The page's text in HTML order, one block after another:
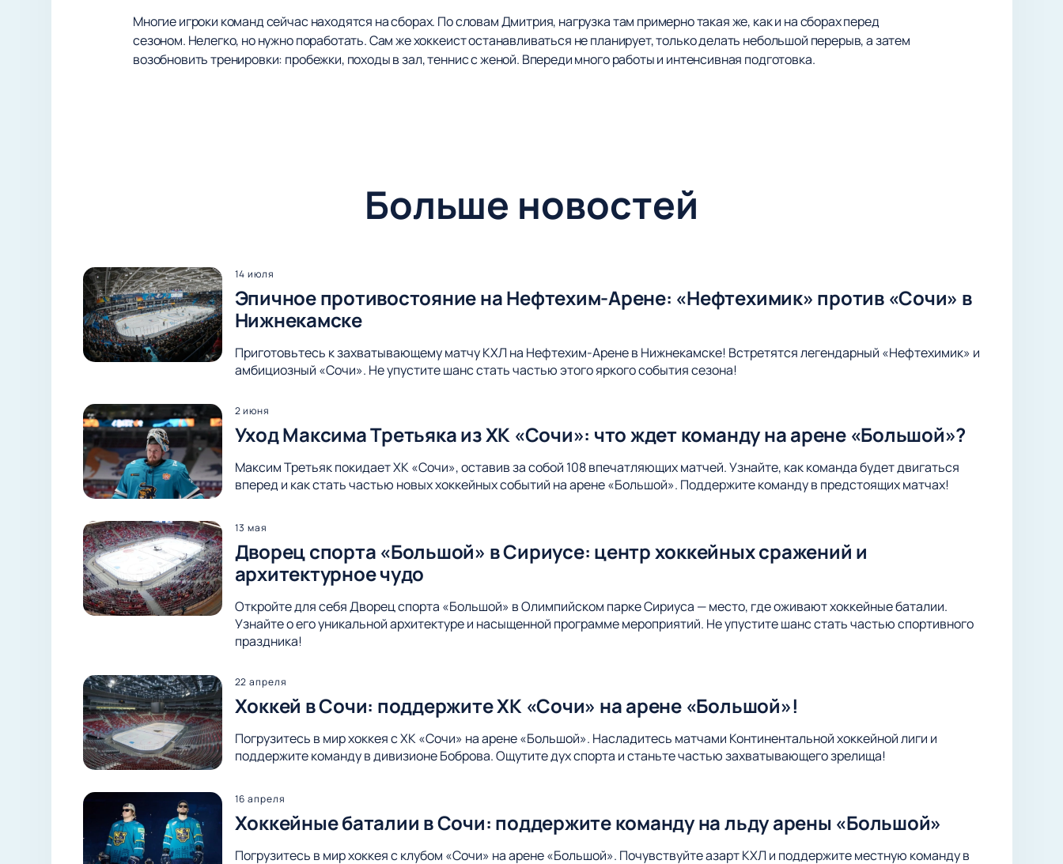
Многие игроки команд сейчас находятся на сборах. По словам Дмитрия, нагрузка там примерно такая же, как и на сборах перед
сезоном. Нелегко, но нужно поработать. Сам же хоккеист останавливаться не планирует, только делать небольшой перерыв, а затем
возобновить тренировки: пробежки, походы в зал, теннис с женой. Впереди много работы и интенсивная подготовка.
Больше новостей
14 июля
Эпичное противостояние на Нефтехим-Арене: «Нефтехимик» против «Сочи» в
Нижнекамске
Приготовьтесь к захватывающему матчу КХЛ на Нефтехим-Арене в Нижнекамске! Встретятся легендарный «Нефтехимик» и
амбициозный «Сочи». Не упустите шанс стать частью этого яркого события сезона!
2 июня
Уход Максима Третьяка из ХК «Сочи»: что ждет команду на арене «Большой»?
Максим Третьяк покидает ХК «Сочи», оставив за собой 108 впечатляющих матчей. Узнайте, как команда будет двигаться
вперед и как стать частью новых хоккейных событий на арене «Большой». Поддержите команду в предстоящих матчах!
13 мая
Дворец спорта «Большой» в Сириусе: центр хоккейных сражений и
архитектурное чудо
Откройте для себя Дворец спорта «Большой» в Олимпийском парке Сириуса — место, где оживают хоккейные баталии.
Узнайте о его уникальной архитектуре и насыщенной программе мероприятий. Не упустите шанс стать частью спортивного
праздника!
22 апреля
Хоккей в Сочи: поддержите ХК «Сочи» на арене «Большой»!
Погрузитесь в мир хоккея с ХК «Сочи» на арене «Большой». Насладитесь матчами Континентальной хоккейной лиги и
поддержите команду в дивизионе Боброва. Ощутите дух спорта и станьте частью захватывающего зрелища!
16 апреля
Хоккейные баталии в Сочи: поддержите команду на льду арены «Большой»
Погрузитесь в мир хоккея с клубом «Сочи» на арене «Большой». Почувствуйте азарт КХЛ и поддержите местную команду в